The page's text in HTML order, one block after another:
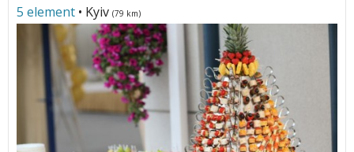
5 element • Kyiv (79 km)